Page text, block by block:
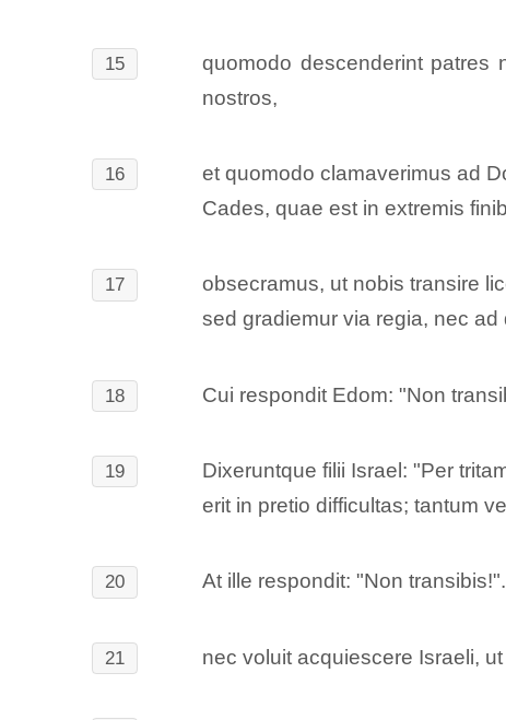
15
quomodo descenderint patres
nostros,
16
et quomodo clamaverimus ad
Cades, quae est in extremis
17
obsecramus, ut nobis transire
sed gradiemur via regia, nec
18 Cui respondit Edom: "Non
19
Dixeruntque filii Israel: "Per
erit in pretio difficultas; tantum
20 At ille respondit: "Non
21 nec voluit acquiescere Israeli,